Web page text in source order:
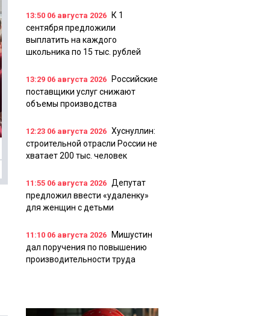
13:50 06 августа 2026
К 1
сентября предложили
выплатить на каждого
школьника по 15 тыс. рублей
13:29 06 августа 2026
Российские
поставщики услуг снижают
объемы производства
12:23 06 августа 2026 Хуснуллин:
строительной отрасли России не
хватает 200 тыс. человек
11:55 06 августа 2026 Депутат
предложил ввести «удаленку»
для женщин с детьми
11:10 06 августа 2026
Мишустин
дал поручения по повышению
производительности труда